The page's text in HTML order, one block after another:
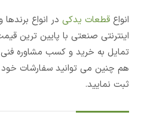
انواع قطعات یدکی در انواع
اینترنتی صنعتی با پایین ترین
تمایل به خرید و کسب مشاوره فنی
هم چنین می توانید سفارشات خود
ثبت نمایید.